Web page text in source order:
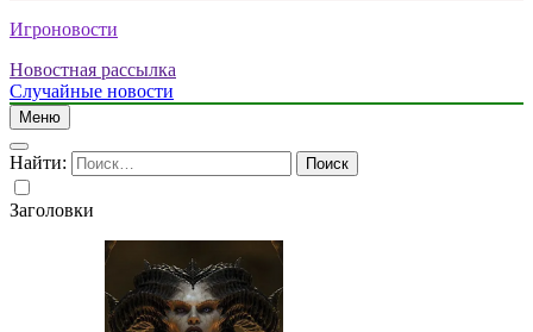
Игроновости
Новостная рассылка
Случайные новости
Меню
Найти:
Заголовки